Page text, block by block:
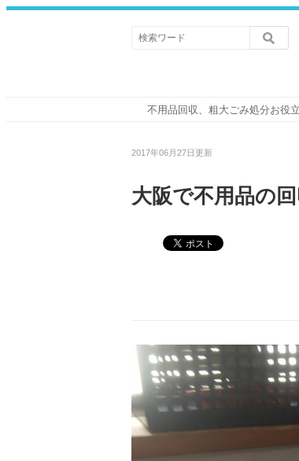
不用品回収、粗大ごみ処分お役
2017年06月27日更新
大阪で不用品の